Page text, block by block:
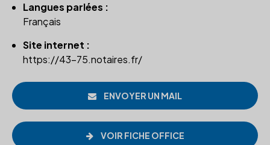
Langues parlées :
Français
Site internet :
https://43-75.notaires.fr/
ENVOYER UN MAIL
VOIR FICHE OFFICE